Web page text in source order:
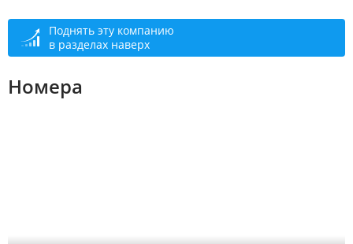
Поднять эту компанию
в разделах наверх
Номера